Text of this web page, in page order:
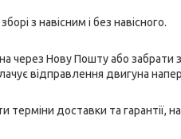
з навісним і без навісного.
Нову Пошту або забрати
відправлення двигуна
доставки та гарантії,